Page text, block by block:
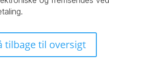
tilbage til oversigt